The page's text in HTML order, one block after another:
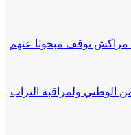
مراكش توقف مبحوثا عنهم
الوطني ولمراقبة التراب